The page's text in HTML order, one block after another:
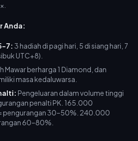
Anda:
7: 3 hadiah di pagi hari, 5 di siang hari, 7
UTC+8).
Mawar berharga 1 Diamond, dan
masa kedaluwarsa.
Pengeluaran dalam volume tinggi
penalti PK. 165.000
pengurangan 30–50%. 240.000
60–80%.